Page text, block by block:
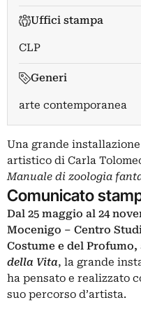
Uffici stampa
CLP
Generi
arte contemporanea
Una grande
artistico di Carla
Manuale di zoologia
Comunicato
Dal 25 maggio al 24
Mocenigo – Centro
Costume e del
della Vita, la grande
ha pensato e realizzato
suo percorso d’artista.